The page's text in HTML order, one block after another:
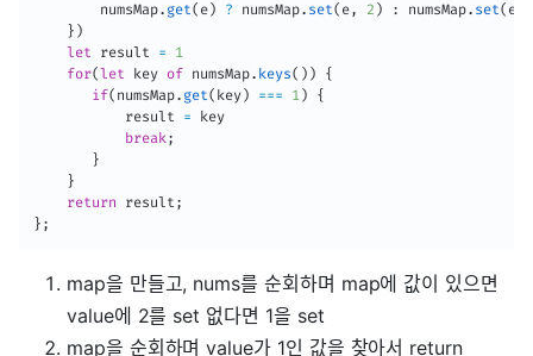
        numsMap
. get( e ) ? numsMap. set( e, 2 ) : numsMap. set( e
} )
let result =
1
for(let key of numsMap. keys( ) )
{
if( numsMap. get( key ) === 1 )
{
           result
= key
break;
}
}
return result ;
} ;
map을 만들고, nums를 순회하며 map에 값이 있으면
value에 2를 set 없다면 1을 set
map을 순회하며 value가 1인 값을 찾아서 return